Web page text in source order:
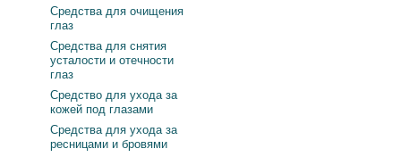
Средства для очищения
глаз
Средства для снятия
усталости и отечности
глаз
Средство для ухода за
кожей под глазами
Средства для ухода за
ресницами и бровями